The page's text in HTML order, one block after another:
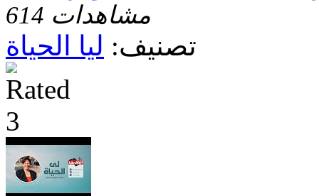
614 مشاهدات
تصنيف: ليا الحياة